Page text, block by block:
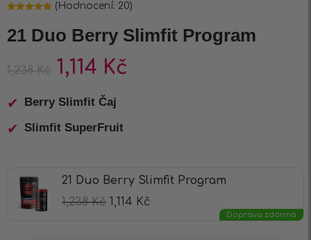
základě
hodnocení
(Hodnocení: 20)
21 Duo Berry Slimfit Program
1,238Kč 1,114 Kč
Berry Slimfit Čaj
Slimfit SuperFruit
21 Duo Berry Slimfit Program
1,238Kč 1,114 Kč
Doprava zdarma